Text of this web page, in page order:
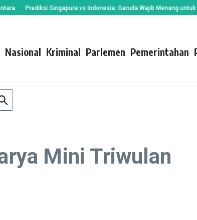
Prediksi Singapura vs Indonesia: Garuda Wajib Menang untuk
Nasional Kriminal Parlemen Pemerintahan
Mini Triwulan